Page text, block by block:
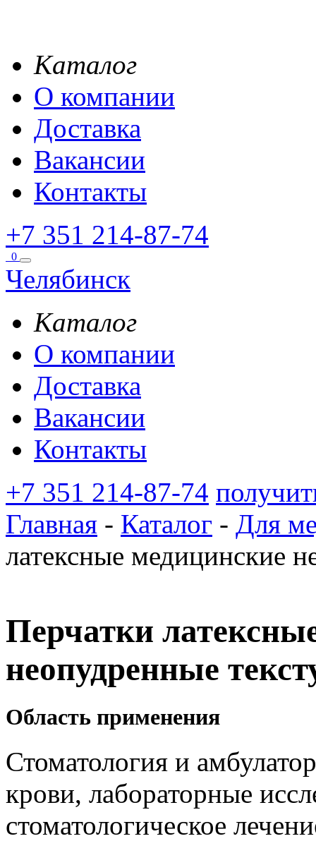
Каталог
О компании
Доставка
Вакансии
Контакты
+7 351 214-87-74
0
Челябинск
Каталог
О компании
Доставка
Вакансии
Контакты
+7 351 214-87-74
Главная - Каталог - Для
латексные медицинские
Перчатки
неопудренные
Область применения
Стоматология и
крови, лабораторные
стоматологическое